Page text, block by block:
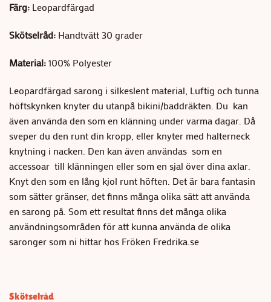
Färg: Leopardfärgad
Skötselråd: Handtvätt 30 grader
Material:100% Polyester
Leopardfärgad sarong i silkeslent material, Luftig och tunna
höftskynken knyter du utanpå bikini/baddräkten. Du kan
även använda den som en klänning under varma dagar. Då
sveper du den runt din kropp, eller knyter med halterneck
knytning i nacken. Den kan även användas som en
accessoar till klänningen eller som en sjal över dina axlar.
Knyt den som en lång kjol runt höften. Det är bara fantasin
som sätter gränser, det finns många olika sätt att använda
en sarong på. Som ett resultat finns det många olika
användningsområden för att kunna använda de olika
saronger som ni hittar hos Fröken Fredrika.se
Skötselråd